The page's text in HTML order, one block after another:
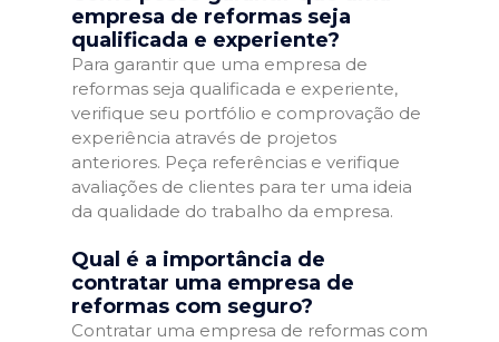
empresa de reformas seja
qualificada e experiente?
Para garantir que uma empresa de
reformas seja qualificada e experiente,
verifique seu portfólio e comprovação de
experiência através de projetos
anteriores. Peça referências e verifique
avaliações de clientes para ter uma ideia
da qualidade do trabalho da empresa.
Qual é a importância de
contratar uma empresa de
reformas com seguro?
Contratar uma empresa de reformas com